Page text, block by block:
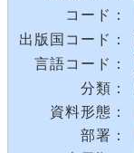
コード：
出版国コード：
言語コード：
分類：
資料形態：
部署：